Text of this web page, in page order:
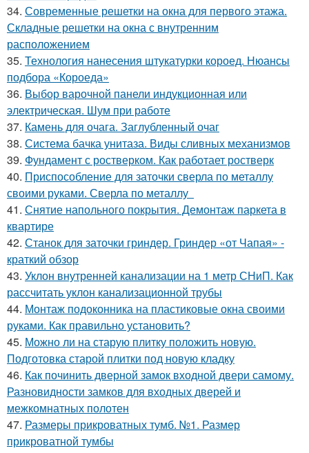
34. Современные решетки на окна для первого этажа.
Складные решетки на окна с внутренним
расположением
35. Технология нанесения штукатурки короед. Нюансы
подбора «Короеда»
36. Выбор варочной панели индукционная или
электрическая. Шум при работе
37. Камень для очага. Заглубленный очаг
38. Система бачка унитаза. Виды сливных механизмов
39. Фундамент с ростверком. Как работает ростверк
40. Приспособление для заточки сверла по металлу
своими руками. Сверла по металлу
41. Снятие напольного покрытия. Демонтаж паркета в
квартире
42. Станок для заточки гриндер. Гриндер «от Чапая» -
краткий обзор
43. Уклон внутренней канализации на 1 метр СНиП. Как
рассчитать уклон канализационной трубы
44. Монтаж подоконника на пластиковые окна своими
руками. Как правильно установить?
45. Можно ли на старую плитку положить новую.
Подготовка старой плитки под новую кладку
46. Как починить дверной замок входной двери самому.
Разновидности замков для входных дверей и
межкомнатных полотен
47. Размеры прикроватных тумб. №1. Размер
прикроватной тумбы